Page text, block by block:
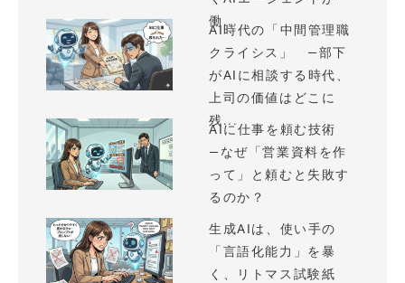
働...
AI時代の「中間管理職
クライシス」 —部下
がAIに相談する時代、
上司の価値はどこに
残...
AIに仕事を頼む技術
—なぜ「営業資料を作
って」と頼むと失敗す
るのか？
生成AIは、使い手の
「言語化能力」を暴
く、リトマス試験紙